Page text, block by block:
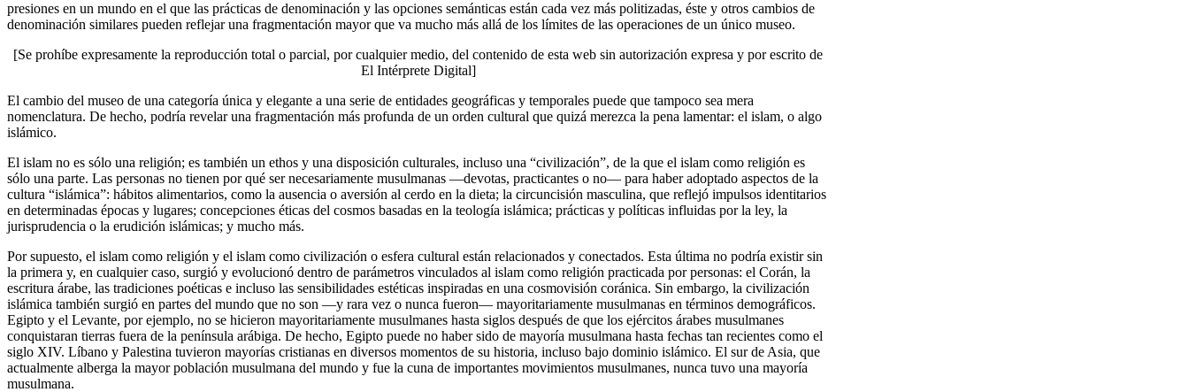
presiones en un mundo en el que las prácticas de denominación y las opciones semánticas están cada vez más politizadas, éste y otros cambios de
denominación similares pueden reflejar una fragmentación mayor que va mucho más allá de los límites de las operaciones de un único museo.
[Se prohíbe expresamente la reproducción total o parcial, por cualquier medio, del contenido de esta web sin autorización expresa y por escrito de
El Intérprete Digital]
El cambio del museo de una categoría única y elegante a una serie de entidades geográficas y temporales puede que tampoco sea mera
nomenclatura. De hecho, podría revelar una fragmentación más profunda de un orden cultural que quizá merezca la pena lamentar: el islam, o algo
islámico.
El islam no es sólo una religión; es también un ethos y una disposición culturales, incluso una “civilización”, de la que el islam como religión es
sólo una parte. Las personas no tienen por qué ser necesariamente musulmanas —devotas, practicantes o no— para haber adoptado aspectos de la
cultura “islámica”: hábitos alimentarios, como la ausencia o aversión al cerdo en la dieta; la circuncisión masculina, que reflejó impulsos identitarios
en determinadas épocas y lugares; concepciones éticas del cosmos basadas en la teología islámica; prácticas y políticas influidas por la ley, la
jurisprudencia o la erudición islámicas; y mucho más.
Por supuesto, el islam como religión y el islam como civilización o esfera cultural están relacionados y conectados. Esta última no podría existir sin
la primera y, en cualquier caso, surgió y evolucionó dentro de parámetros vinculados al islam como religión practicada por personas: el Corán, la
escritura árabe, las tradiciones poéticas e incluso las sensibilidades estéticas inspiradas en una cosmovisión coránica. Sin embargo, la civilización
islámica también surgió en partes del mundo que no son —y rara vez o nunca fueron— mayoritariamente musulmanas en términos demográficos.
Egipto y el Levante, por ejemplo, no se hicieron mayoritariamente musulmanes hasta siglos después de que los ejércitos árabes musulmanes
conquistaran tierras fuera de la península arábiga. De hecho, Egipto puede no haber sido de mayoría musulmana hasta fechas tan recientes como el
siglo XIV. Líbano y Palestina tuvieron mayorías cristianas en diversos momentos de su historia, incluso bajo dominio islámico. El sur de Asia, que
actualmente alberga la mayor población musulmana del mundo y fue la cuna de importantes movimientos musulmanes, nunca tuvo una mayoría
musulmana.